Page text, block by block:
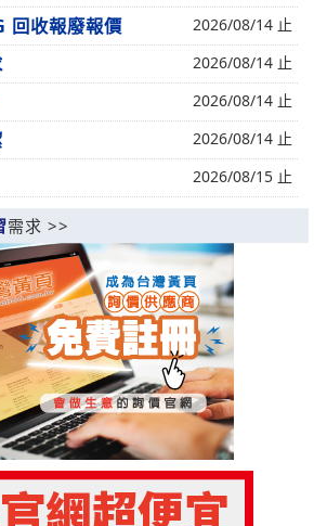
收報廢報價 2026/08/14 止
2026/08/14 止
2026/08/14 止
2026/08/14 止
2026/08/15 止
需求 >>